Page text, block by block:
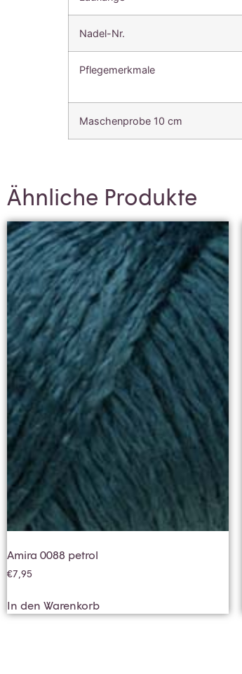
Nadel-Nr.
Pflegemerkmale
Maschenprobe 10 cm
Ähnliche Produkte
Amira 0088 petrol
€7,95
In den Warenkorb